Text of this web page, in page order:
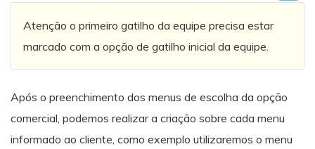
Atenção o primeiro gatilho da equipe precisa estar
marcado com a opção de gatilho inicial da equipe.
Após o preenchimento dos menus de escolha da opção
comercial, podemos realizar a criação sobre cada menu
informado ao cliente, como exemplo utilizaremos o menu